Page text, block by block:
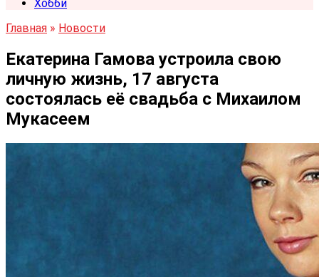
Хобби
Главная » Новости
Екатерина Гамова устроила свою
личную жизнь, 17 августа
состоялась её свадьба с Михаилом
Мукасеем